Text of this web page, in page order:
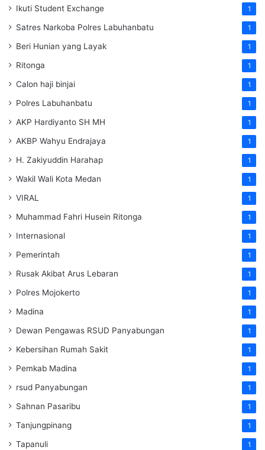
Ikuti Student Exchange 1
Satres Narkoba Polres Labuhanbatu 1
Beri Hunian yang Layak 1
Ritonga 1
Calon haji binjai 1
Polres Labuhanbatu 1
AKP Hardiyanto SH MH 1
AKBP Wahyu Endrajaya 1
H. Zakiyuddin Harahap 1
Wakil Wali Kota Medan 1
VIRAL 1
Muhammad Fahri Husein Ritonga 1
Internasional 1
Pemerintah 1
Rusak Akibat Arus Lebaran 1
Polres Mojokerto 1
Madina 1
Dewan Pengawas RSUD Panyabungan 1
Kebersihan Rumah Sakit 1
Pemkab Madina 1
rsud Panyabungan 1
Sahnan Pasaribu 1
Tanjungpinang 1
Tapanuli 1